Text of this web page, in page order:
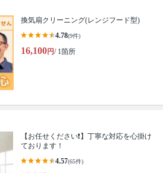
換気扇クリーニング(レンジフード型)
4.78(9件)
16,100円/ 1箇所
【お任せください❗️】丁寧な対応を心掛け
ております！
4.57(65件)